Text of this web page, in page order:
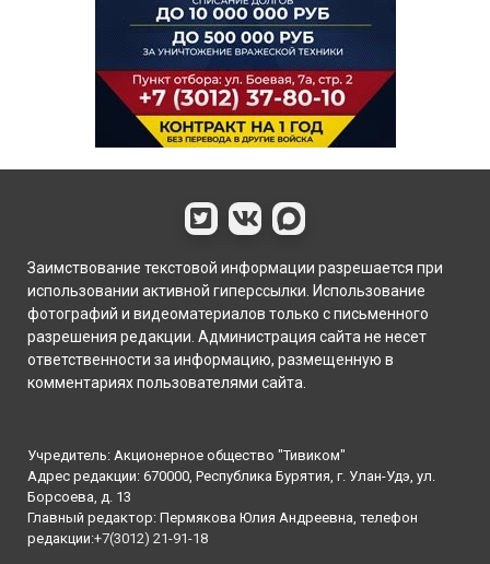
Заимствование текстовой информации разрешается при
использовании активной гиперссылки. Использование
фотографий и видеоматериалов только с письменного
разрешения редакции. Администрация сайта не несет
ответственности за информацию, размещенную в
комментариях пользователями сайта.
Учредитель: Акционерное общество "Тивиком"
Адрес редакции: 670000, Республика Бурятия, г. Улан-Удэ, ул.
Борсоева, д. 13
Главный редактор: Пермякова Юлия Андреевна, телефон
редакции:+7(3012) 21-91-18